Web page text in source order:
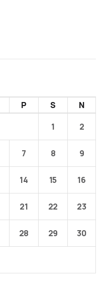
P S
N
1
2
7 8 9
14 15 16
21 22 23
28 29 30